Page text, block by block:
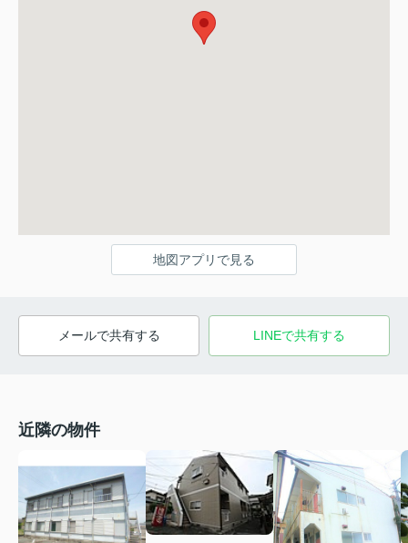
地図アプリで見る
メールで共有する LINEで共有する
近隣の物件